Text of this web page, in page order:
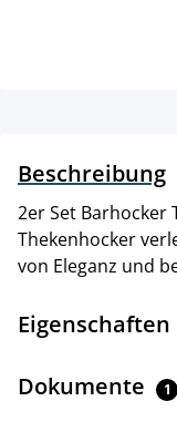
Beschreibung
2er Set Barhocker
Thekenhocker
von Eleganz und
Eigenschaften
Dokumente 1